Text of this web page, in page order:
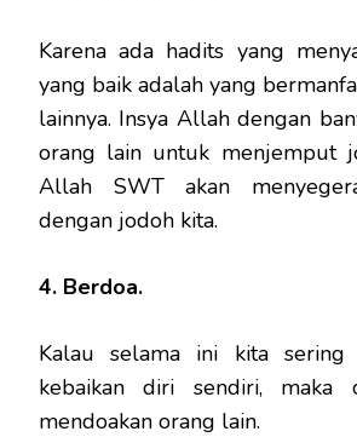
Karena ada hadits yang
yang baik adalah yang
lainnya. Insya Allah dengan
orang lain untuk menjemput
Allah SWT akan
dengan jodoh kita.
4. Berdoa.
Kalau selama ini kita sering
kebaikan diri sendiri, maka
mendoakan orang lain.